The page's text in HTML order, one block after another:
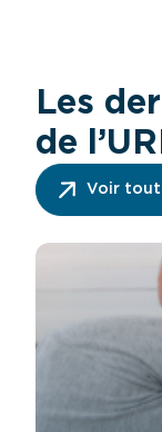
Les
de
Voir